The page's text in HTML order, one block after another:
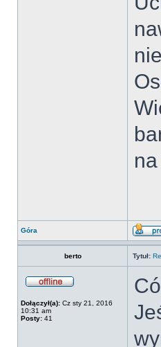
Góra
berto Tytuł:
Dołączył(a): Cz sty 21, 2016
10:31 am
Posty: 41